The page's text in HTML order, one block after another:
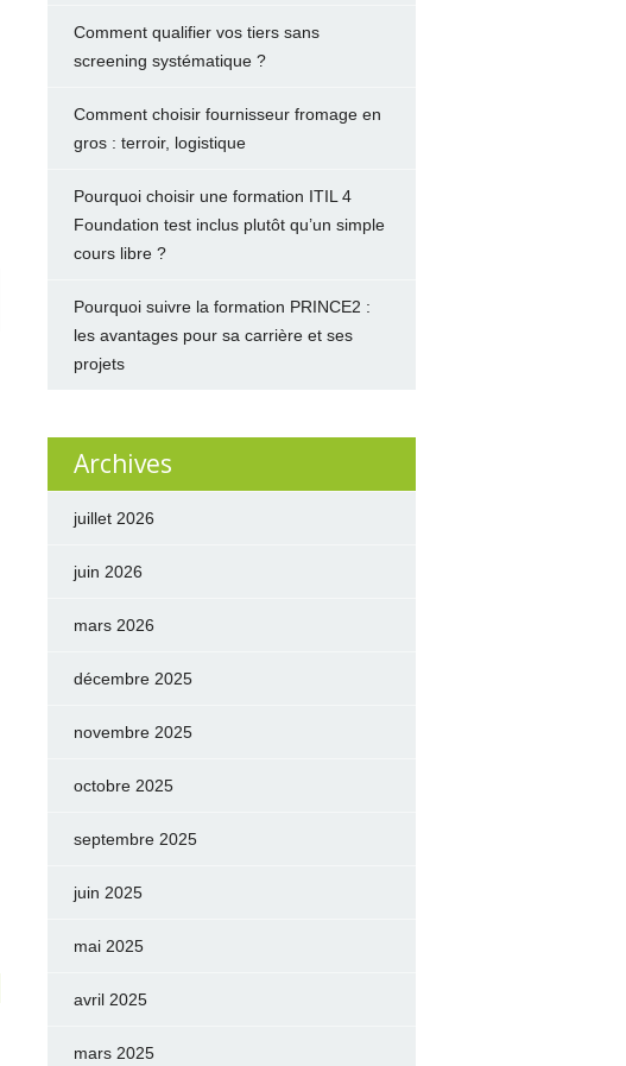
Comment qualifier vos tiers sans
screening systématique ?
Comment choisir fournisseur fromage en
gros : terroir, logistique
Pourquoi choisir une formation ITIL 4
Foundation test inclus plutôt qu’un simple
cours libre ?
Pourquoi suivre la formation PRINCE2 :
les avantages pour sa carrière et ses
projets
Archives
juillet 2026
juin 2026
mars 2026
décembre 2025
novembre 2025
octobre 2025
septembre 2025
juin 2025
mai 2025
avril 2025
mars 2025